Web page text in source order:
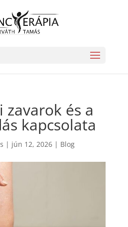
zavarok és a
kapcsolata
| jún 12, 2026| Blog